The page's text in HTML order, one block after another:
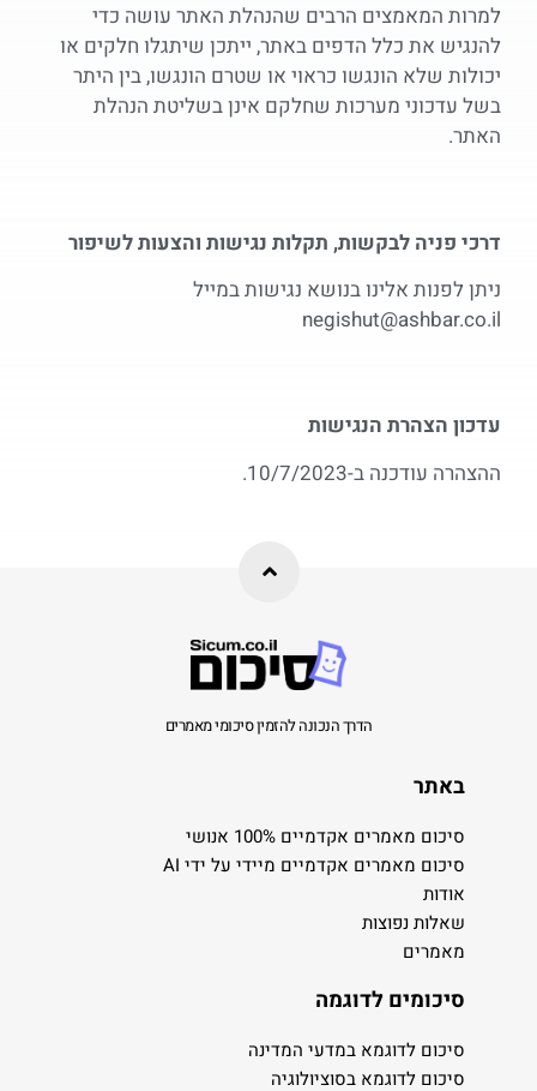
למרות המאמצים הרבים שהנהלת האתר עושה כדי
להנגיש את כלל הדפים באתר, ייתכן שיתגלו חלקים או
יכולות שלא הונגשו כראוי או שטרם הונגשו, בין היתר
בשל עדכוני מערכות שחלקם אינן בשליטת הנהלת
האתר.
דרכי פניה לבקשות, תקלות נגישות והצעות לשיפור
ניתן לפנות אלינו בנושא נגישות במייל
negishut@ashbar.co.il
עדכון הצהרת הנגישות
ההצהרה עודכנה ב-10/7/2023.
הדרך הנכונה להזמין סיכומי מאמרים
באתר
סיכום מאמרים אקדמיים 100% אנושי
סיכום מאמרים אקדמיים מיידי על ידי AI
אודות
שאלות נפוצות
מאמרים
סיכומים לדוגמה
סיכום לדוגמא במדעי המדינה
סיכום לדוגמא בסוציולוגיה